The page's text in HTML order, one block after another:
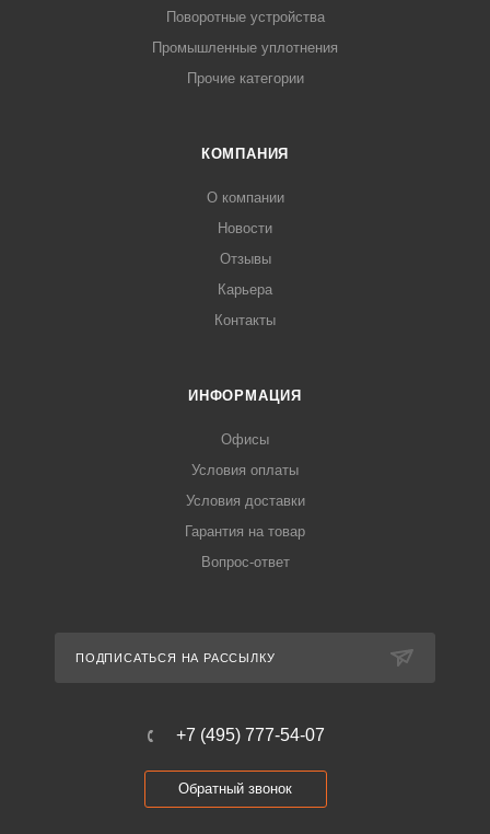
Поворотные устройства
Промышленные уплотнения
Прочие категории
КОМПАНИЯ
О компании
Новости
Отзывы
Карьера
Контакты
ИНФОРМАЦИЯ
Офисы
Условия оплаты
Условия доставки
Гарантия на товар
Вопрос-ответ
ПОДПИСАТЬСЯ НА РАССЫЛКУ
+7 (495) 777-54-07
Обратный звонок